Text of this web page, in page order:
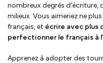
nombreux degrés d’écriture,
milieux. Vous aimeriez ne
français, et écrire avec plus
perfectionner le français à
Apprenez à adopter des